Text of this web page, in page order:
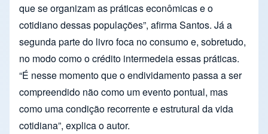
que se organizam as práticas econômicas e o
cotidiano dessas populações”, afirma Santos. Já a
segunda parte do livro foca no consumo e, sobretudo,
no modo como o crédito intermedeia essas práticas.
“É nesse momento que o endividamento passa a ser
compreendido não como um evento pontual, mas
como uma condição recorrente e estrutural da vida
cotidiana”, explica o autor.